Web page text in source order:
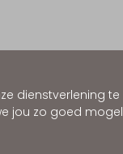
dienstverlening te
jou zo goed